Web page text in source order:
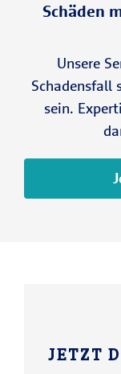
Schäden
Unsere
Schadensfall
sein.
JETZT